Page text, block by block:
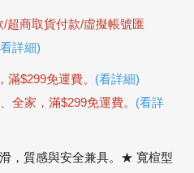
超商取貨付款/虛擬帳號匯
詳細)
滿$299免運費。 (看詳細)
全家，滿$299免運費。 (看詳
，質感與安全兼具。★ 寬楦型